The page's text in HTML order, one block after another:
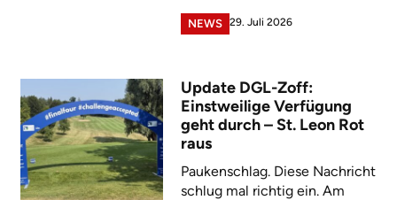
NEWS 29. Juli 2026
Update DGL-Zoff:
Einstweilige Verfügung
geht durch – St. Leon Rot
raus
Paukenschlag. Diese Nachricht
schlug mal richtig ein. Am